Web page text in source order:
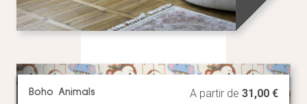
Boho Animals A partir de 31,00 €